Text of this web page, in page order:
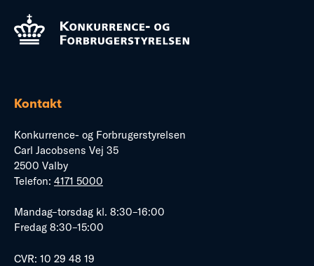
Kontakt
Konkurrence- og Forbrugerstyrelsen
Carl Jacobsens Vej 35
2500 Valby
Telefon: 4171 5000
Mandag–torsdag kl. 8:30–16:00
Fredag 8:30–15:00
CVR: 10 29 48 19